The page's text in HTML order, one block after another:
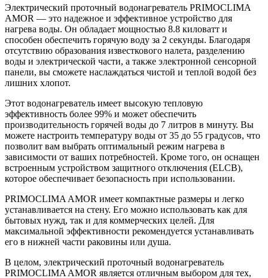
белый
Электрический проточный водонагреватель PRIMOCLIMA
AMOR — это надежное и эффективное устройство для
нагрева воды. Он обладает мощностью 8.8 киловатт и
способен обеспечить горячую воду за 2 секунды. Благодаря
отсутствию образования известкового налета, разделению
воды и электрической части, а также электронной сенсорной
панели, вы сможете наслаждаться чистой и теплой водой без
лишних хлопот.
Этот водонагреватель имеет высокую тепловую
эффективность более 99% и может обеспечить
производительность горячей воды до 7 литров в минуту. Вы
можете настроить температуру воды от 35 до 55 градусов, что
позволит вам выбрать оптимальный режим нагрева в
зависимости от ваших потребностей. Кроме того, он оснащен
встроенным устройством защитного отключения (ELCB),
которое обеспечивает безопасность при использовании.
PRIMOCLIMA AMOR имеет компактные размеры и легко
устанавливается на стену. Его можно использовать как для
бытовых нужд, так и для коммерческих целей. Для
максимальной эффективности рекомендуется устанавливать
его в нижней части раковины или душа.
В целом, электрический проточный водонагреватель
PRIMOCLIMA AMOR является отличным выбором для тех,